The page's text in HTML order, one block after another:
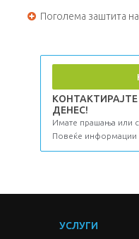
Поголема заштита
ДЕНЕС!
Имате прашања или
Повеќе информации
УСЛУГИ